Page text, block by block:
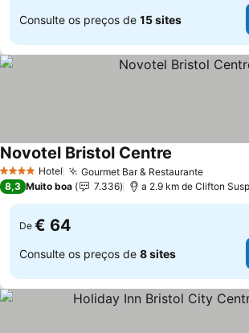
Consulte os preços de 15 sites
4 EstrelasHotel Gourmet Bar & RestauranteVer
Novotel Bristol Centre
8,3 Muito boa 7.336 a 2.9 km de Clifton
De € 64
Consulte os preços de 8 sites